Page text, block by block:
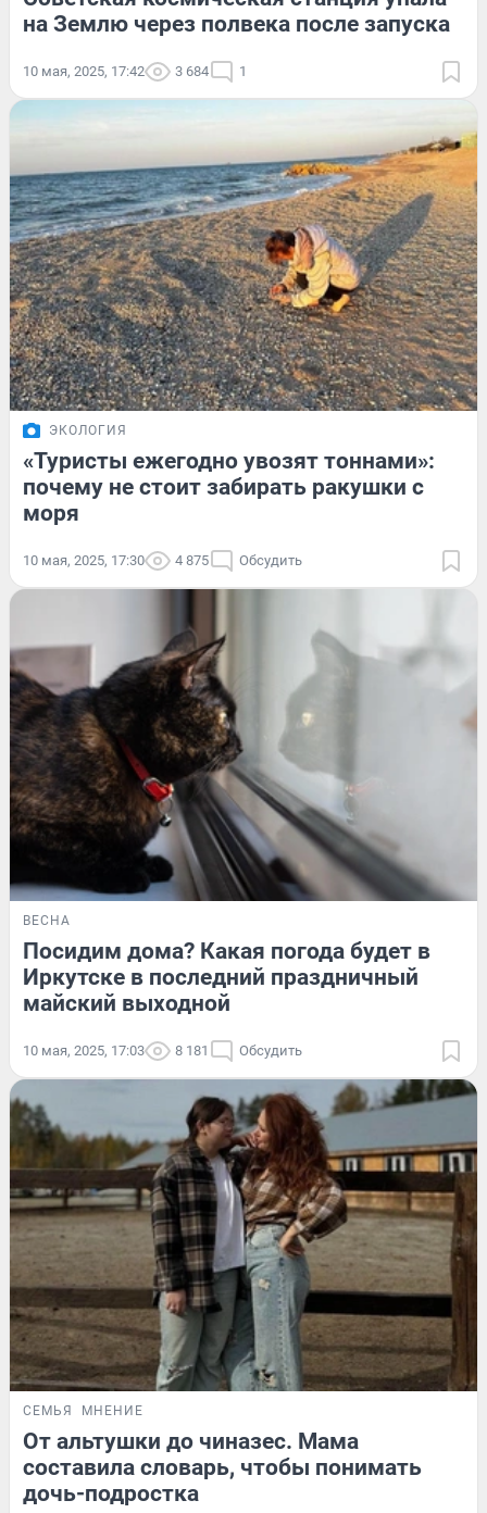
на Землю через полвека после запуска
10 мая, 2025, 17:42 3 684 1
ЭКОЛОГИЯ
«Туристы ежегодно увозят тоннами»:
почему не стоит забирать ракушки с
моря
10 мая, 2025, 17:30 4 875 Обсудить
ВЕСНА
Посидим дома? Какая погода будет в
Иркутске в последний праздничный
майский выходной
10 мая, 2025, 17:03 8 181 Обсудить
СЕМЬЯ МНЕНИЕ
От альтушки до чиназес. Мама
составила словарь, чтобы понимать
дочь-подростка